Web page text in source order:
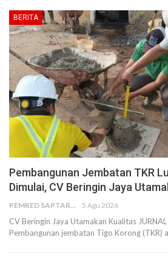
BERITA
Pembangunan Jembatan TKR
Dimulai, CV Beringin Jaya
PEMRED SAPTARIUS 5 Agu 2026
CV Beringin Jaya Utamakan Kualitas
Pembangunan jembatan Tigo Korong (TKR)